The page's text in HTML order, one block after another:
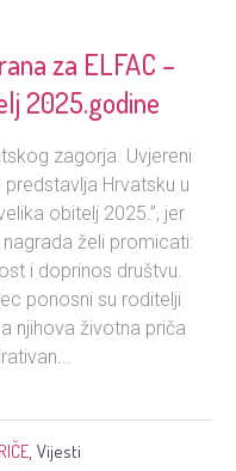
za ELFAC –
2025.godine
zagorja. Uvjereni
Hrvatsku u
obitelj 2025.”, jer
želi promicati:
i doprinos društvu.
ponosni su roditelji
njihova životna priča
, Vijesti